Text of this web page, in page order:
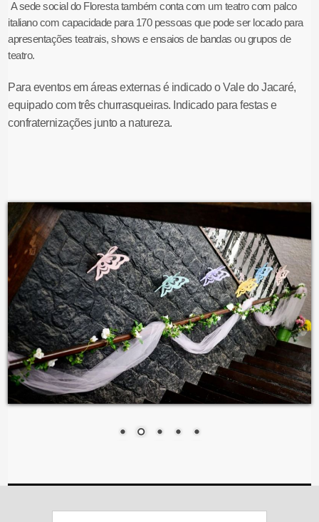
A sede social do Floresta também conta com um teatro com palco
italiano com capacidade para 170 pessoas que pode ser locado para
apresentações teatrais, shows e ensaios de bandas ou grupos de
teatro.
Para eventos em áreas externas é indicado o Vale do Jacaré,
equipado com três churrasqueiras. Indicado para festas e
confraternizações junto a natureza.